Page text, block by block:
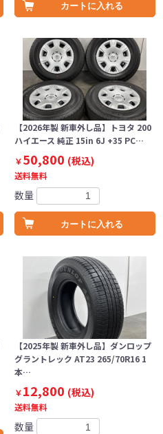
カートに入れる
【2026年製 新車外し品】トヨタ 200
ハイエース 純正 15in 6J +35 PC…
￥50,800 (税込)
送料無料
数量
カートに入れる
【2025年製 新車外し品】ダンロップ
グラントレック AT23 265/70R16 1
本…
￥12,800 (税込)
送料無料
数量